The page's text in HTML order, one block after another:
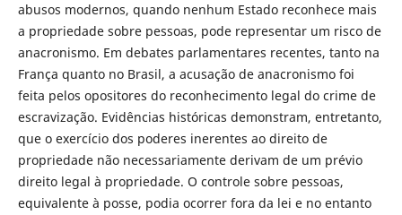
abusos modernos, quando nenhum Estado reconhece mais
a propriedade sobre pessoas, pode representar um risco de
anacronismo. Em debates parlamentares recentes, tanto na
França quanto no Brasil, a acusação de anacronismo foi
feita pelos opositores do reconhecimento legal do crime de
escravização. Evidências históricas demonstram, entretanto,
que o exercício dos poderes inerentes ao direito de
propriedade não necessariamente derivam de um prévio
direito legal à propriedade. O controle sobre pessoas,
equivalente à posse, podia ocorrer fora da lei e no entanto